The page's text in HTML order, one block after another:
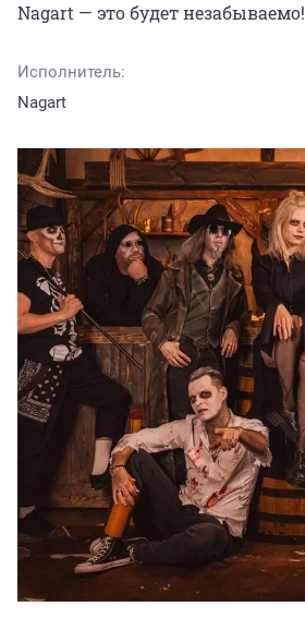
Nagart — это будет незабываемо!
Исполнитель:
Nagart